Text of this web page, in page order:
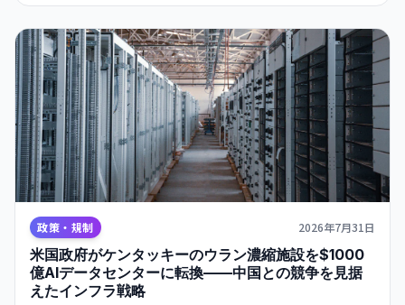
政策・規制 2026年7月31日
米国政府がケンタッキーのウラン濃縮施設を$1000
億AIデータセンターに転換——中国との競争を見据
えたインフラ戦略